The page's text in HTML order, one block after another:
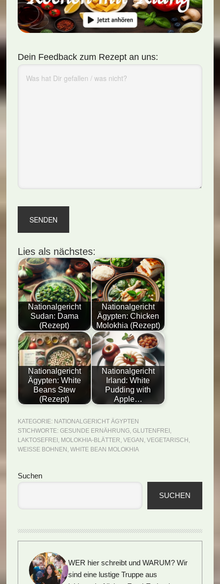
Dein Feedback zum Rezept an uns:
Lies als nächstes:
Nationalgericht
Sudan: Dama
(Rezept)
Nationalgericht
Ägypten: Chicken
Molokhia (Rezept)
Nationalgericht
Ägypten: White
Beans Stew
(Rezept)
Nationalgericht
Irland: White
Pudding with
Apple…
KATEGORIE: NATIONALGERICHT ÄGYPTEN
STICHWORTE: GESUNDE ERNÄHRUNG, GLUTENFREI ,
LAKTOSEFREI , MOLOKHIA-BLÄTTER, VEGAN , VEGETARISCH ,
WEISSE BOHNEN
, WHITE BEAN MOLOKHIA
Seitenspalte
Suchen
SUCHEN
WER hier schreibt und WARUM? Wir
sind eine lustige Truppe aus